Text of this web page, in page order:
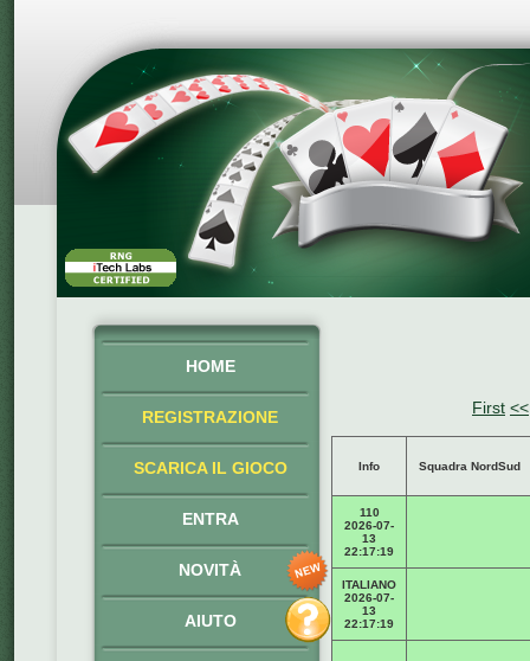
HOME
REGISTRAZIONE
SCARICA IL GIOCO
ENTRA
NOVITÀ
AIUTO
First <<
Info Squadra NordSud
110
2026-07-
13
22:17:19
ITALIANO
2026-07-
13
22:17:19